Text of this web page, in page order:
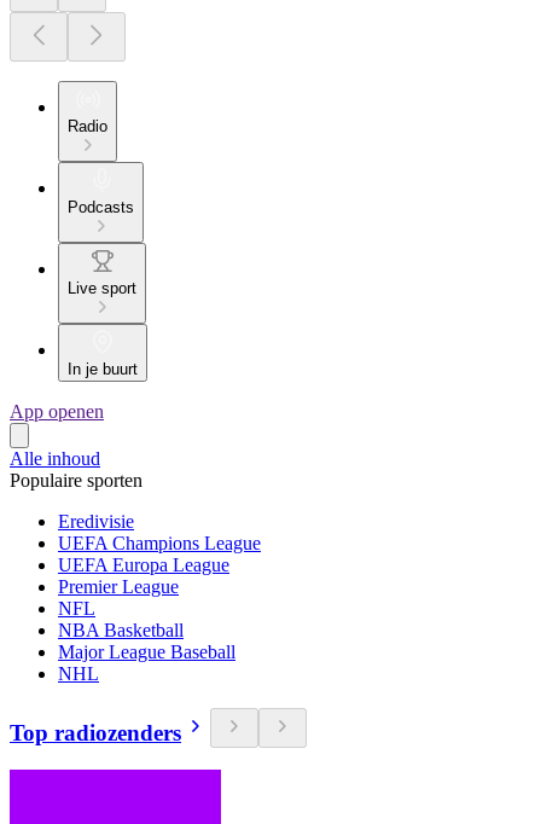
Radio
Podcasts
Live sport
In je buurt
App openen
Alle inhoud
Populaire sporten
Eredivisie
UEFA Champions League
UEFA Europa League
Premier League
NFL
NBA Basketball
Major League Baseball
NHL
Top radiozenders